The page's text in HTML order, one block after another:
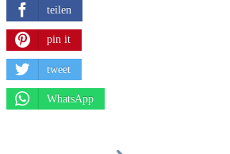
teilen
pin it
tweet
WhatsApp